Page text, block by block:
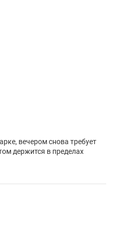
вечером снова требует
держится в пределах